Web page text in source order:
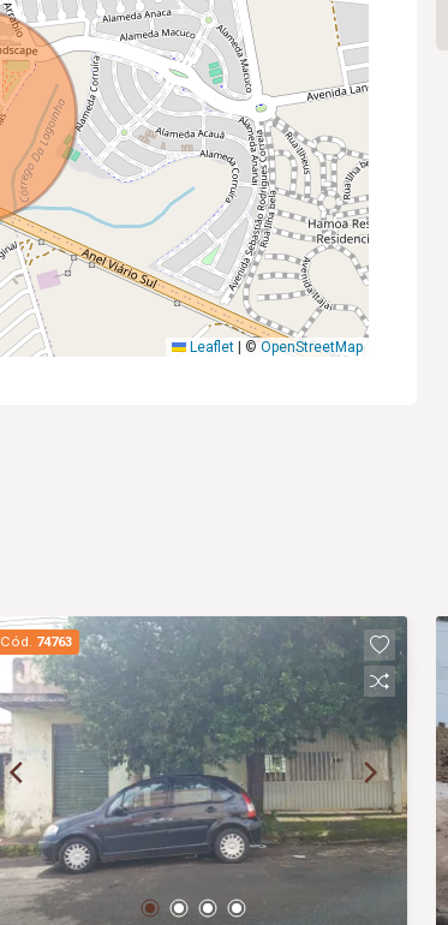
Leaflet © OpenStreetMap
Cód. 74763